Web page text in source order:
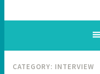
CATEGORY: INTERVIEW